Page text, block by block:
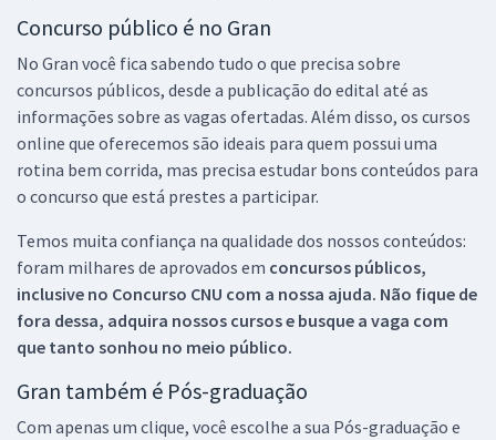
Concurso público é no Gran
No Gran você fica sabendo tudo o que precisa sobre
concursos públicos, desde a publicação do edital até as
informações sobre as vagas ofertadas. Além disso, os cursos
online que oferecemos são ideais para quem possui uma
rotina bem corrida, mas precisa estudar bons conteúdos para
o concurso que está prestes a participar.
Temos muita confiança na qualidade dos nossos conteúdos:
foram milhares de aprovados em concursos públicos,
inclusive no Concurso CNU com a nossa ajuda. Não fique de
fora dessa, adquira nossos cursos e busque a vaga com
que tanto sonhou no meio público.
Gran também é Pós-graduação
Com apenas um clique, você escolhe a sua Pós-graduação e